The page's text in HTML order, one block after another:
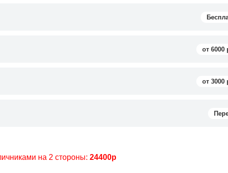
от 6000
от 3000
на 2 стороны: 24400р